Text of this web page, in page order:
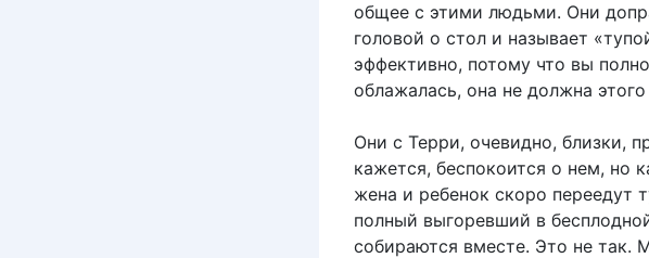
общее с этими людьми. Они
головой о стол и называет
эффективно, потому что вы
облажалась, она не должна этого
Они с Терри, очевидно, близки,
кажется, беспокоится о нем, но
жена и ребенок скоро переедут
полный выгоревший в
собираются вместе. Это не так.